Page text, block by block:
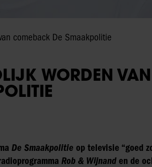
comeback De Smaakpolitie
WORDEN VAN
De Smaakpolitie op televisie “goed
Rob & Wijnanden de